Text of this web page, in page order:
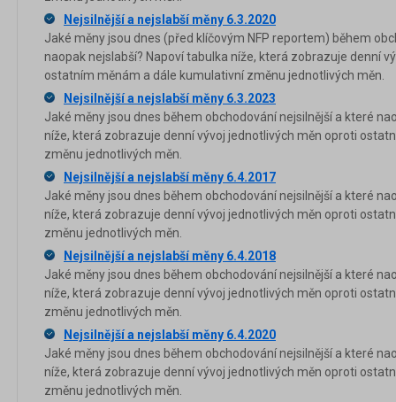
Nejsilnější a nejslabší měny 6.3.2020
Jaké měny jsou dnes (před klíčovým NFP reportem) během
naopak nejslabší? Napoví tabulka níže, která zobrazuje denní
ostatním měnám a dále kumulativní změnu jednotlivých měn.
Nejsilnější a nejslabší měny 6.3.2023
Jaké měny jsou dnes během obchodování nejsilnější a které
níže, která zobrazuje denní vývoj jednotlivých měn oproti
změnu jednotlivých měn.
Nejsilnější a nejslabší měny 6.4.2017
Jaké měny jsou dnes během obchodování nejsilnější a které
níže, která zobrazuje denní vývoj jednotlivých měn oproti
změnu jednotlivých měn.
Nejsilnější a nejslabší měny 6.4.2018
Jaké měny jsou dnes během obchodování nejsilnější a které
níže, která zobrazuje denní vývoj jednotlivých měn oproti
změnu jednotlivých měn.
Nejsilnější a nejslabší měny 6.4.2020
Jaké měny jsou dnes během obchodování nejsilnější a které
níže, která zobrazuje denní vývoj jednotlivých měn oproti
změnu jednotlivých měn.